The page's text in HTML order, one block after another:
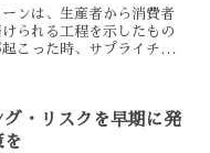
ンは、生産者から消費者
けられる工程を示したもの
こった時、サプライチェ
あります。災...
グ・リスクを早期に発
を